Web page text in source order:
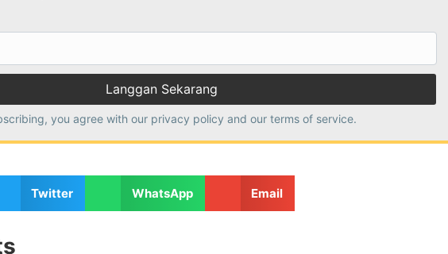
you agree with our privacy policy and our terms of service.
Twitter WhatsApp Email